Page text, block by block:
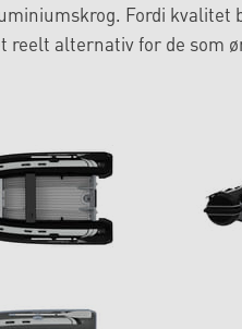
Fordi kvalitet
alternativ for de som